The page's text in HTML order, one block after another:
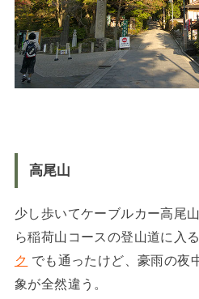
高尾山
少し歩いてケーブルカー高尾
ら稲荷山コースの登山道に入
ク でも通ったけど、豪雨の夜
象が全然違う。